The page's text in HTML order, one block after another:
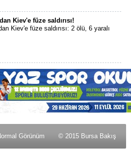
Kiev'e füze saldırısı!
Kiev'e füze saldırısı: 2 ölü, 6 yaralı
Görünüm © 2015 Bursa Bakış